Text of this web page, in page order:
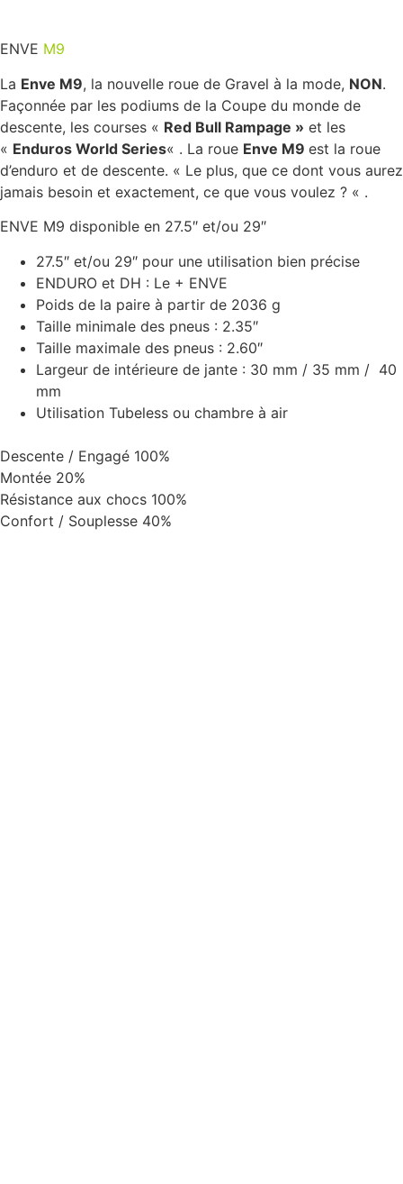
ENVE M9
La Enve M9, la nouvelle roue de Gravel à la mode, NON.
Façonnée par les podiums de la Coupe du monde de
descente, les courses « Red Bull Rampage » et les
« Enduros World Series« . La roue Enve M9 est la roue
d’enduro et de descente. « Le plus, que ce dont vous aurez
jamais besoin et exactement, ce que vous voulez ? « .
ENVE M9 disponible en 27.5″ et/ou 29″
27.5″ et/ou 29″ pour une utilisation bien précise
ENDURO et DH : Le + ENVE
Poids de la paire à partir de 2036 g
Taille minimale des pneus : 2.35″
Taille maximale des pneus : 2.60″
Largeur de intérieure de jante : 30 mm / 35 mm / 40
mm
Utilisation Tubeless ou chambre à air
Descente / Engagé 100%
Montée 20%
Résistance aux chocs 100%
Confort / Souplesse 40%